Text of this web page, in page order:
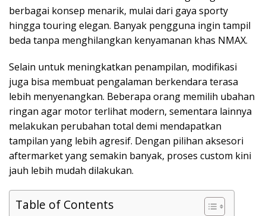
berbagai konsep menarik, mulai dari gaya sporty
hingga touring elegan. Banyak pengguna ingin tampil
beda tanpa menghilangkan kenyamanan khas NMAX.
Selain untuk meningkatkan penampilan, modifikasi
juga bisa membuat pengalaman berkendara terasa
lebih menyenangkan. Beberapa orang memilih ubahan
ringan agar motor terlihat modern, sementara lainnya
melakukan perubahan total demi mendapatkan
tampilan yang lebih agresif. Dengan pilihan aksesori
aftermarket yang semakin banyak, proses custom kini
jauh lebih mudah dilakukan.
Table of Contents